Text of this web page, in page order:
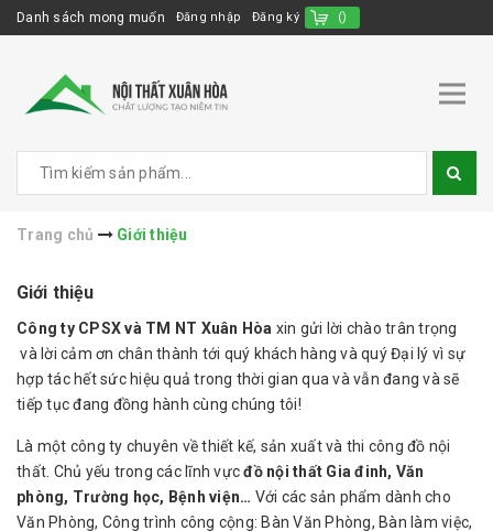
Danh sách mong muốn Đăng nhập Đăng ký ()
Trang chủ Giới thiệu
Giới thiệu
Công ty CPSX và TM NT Xuân Hòa xin gửi lời chào trân trọng
và lời cảm ơn chân thành tới quý khách hàng và quý Đại lý vì sự
hợp tác hết sức hiệu quả trong thời gian qua và vẫn đang và sẽ
tiếp tục đang đồng hành cùng chúng tôi!
Là một công ty chuyên về thiết kế, sản xuất và thi công đồ nội
thất. Chủ yếu trong các lĩnh vựcđồ nội thất Gia đinh, Văn
phòng, Trường học, Bệnh viện… Với các sản phẩm dành cho
Văn Phòng, Công trình công cộng: Bàn Văn Phòng, Bàn làm việc,